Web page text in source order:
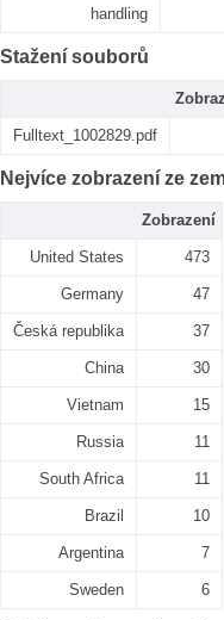
handling
Stažení souborů
Fulltext_1002829.pdf
Nejvíce zobrazení ze
Zobrazení
United States 473
Germany 47
Česká republika 37
China 30
Vietnam 15
Russia 11
South Africa 11
Brazil 10
Argentina 7
Sweden 6